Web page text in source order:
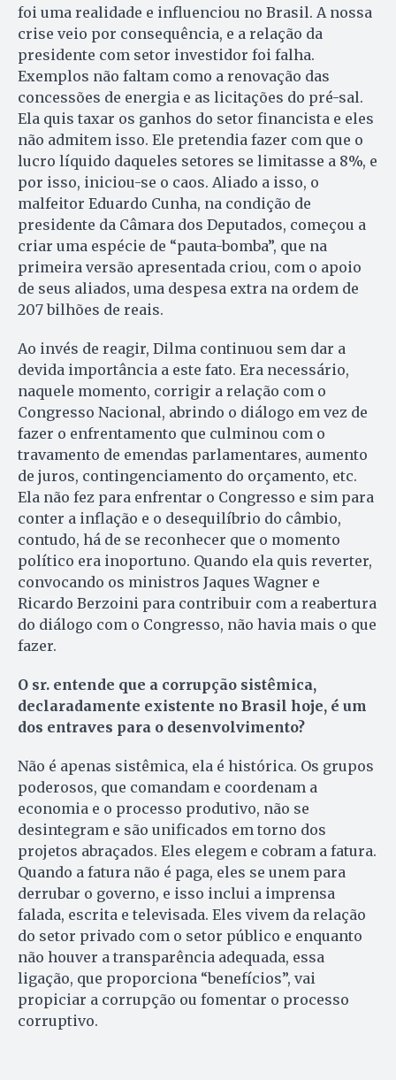
foi uma realidade e influenciou no Brasil. A nossa
crise veio por consequência, e a relação da
presidente com setor investidor foi falha.
Exemplos não faltam como a renovação das
concessões de energia e as licitações do pré-sal.
Ela quis taxar os ganhos do setor financista e eles
não admitem isso. Ele pretendia fazer com que o
lucro líquido daqueles setores se limitasse a 8%, e
por isso, iniciou-se o caos. Aliado a isso, o
malfeitor Eduardo Cunha, na condição de
presidente da Câmara dos Deputados, começou a
criar uma espécie de “pauta-bomba”, que na
primeira versão apresentada criou, com o apoio
de seus aliados, uma despesa extra na ordem de
207 bilhões de reais.
Ao invés de reagir, Dilma continuou sem dar a
devida importância a este fato. Era necessário,
naquele momento, corrigir a relação com o
Congresso Nacional, abrindo o diálogo em vez de
fazer o enfrentamento que culminou com o
travamento de emendas parlamentares, aumento
de juros, contingenciamento do orçamento, etc.
Ela não fez para enfrentar o Congresso e sim para
conter a inflação e o desequilíbrio do câmbio,
contudo, há de se reconhecer que o momento
político era inoportuno. Quando ela quis reverter,
convocando os ministros Jaques Wagner e
Ricardo Berzoini para contribuir com a reabertura
do diálogo com o Congresso, não havia mais o que
fazer.
O sr. entende que a corrupção sistêmica,
declaradamente existente no Brasil hoje, é um
dos entraves para o desenvolvimento?
Não é apenas sistêmica, ela é histórica. Os grupos
poderosos, que comandam e coordenam a
economia e o processo produtivo, não se
desintegram e são unificados em torno dos
projetos abraçados. Eles elegem e cobram a fatura.
Quando a fatura não é paga, eles se unem para
derrubar o governo, e isso inclui a imprensa
falada, escrita e televisada. Eles vivem da relação
do setor privado com o setor público e enquanto
não houver a transparência adequada, essa
ligação, que proporciona “benefícios”, vai
propiciar a corrupção ou fomentar o processo
corruptivo.